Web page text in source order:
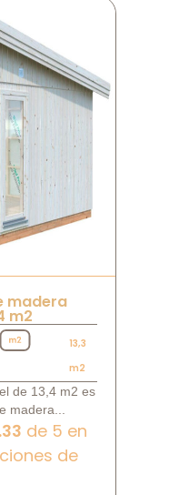
madera
m2
13,3
m2
de 13,4 m2 es
madera...
de 5 en
de